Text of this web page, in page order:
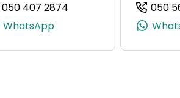
+358 50 413 5298)
050 407 2874
(+358504072874,
WhatsApp
050